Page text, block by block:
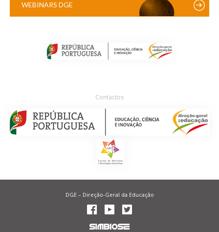
WEBINARS DGE
Contactos
DGE – Direção-Geral da Educação